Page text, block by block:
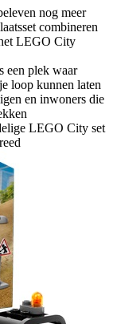
nog meer
combineren
LEGO City
een plek waar
loop kunnen laten
en inwoners die
LEGO City set